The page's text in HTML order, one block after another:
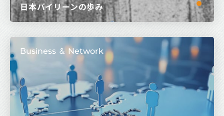
日本バイリーンの歩み
Business ＆ Network